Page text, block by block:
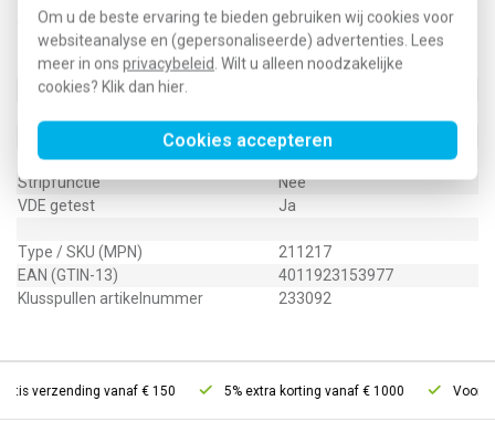
Om u de beste ervaring te bieden gebruiken wij cookies voor
websiteanalyse en (gepersonaliseerde) advertenties. Lees
meer in ons privacybeleid. Wilt u alleen noodzakelijke
cookies? Klik dan hier.
Cookies accepteren
Technische specificaties
Specificatie
Waarde
Geïsoleerd
170 Millimeter (mm)
Geïsoleerd 1000 V
Ja
Stripfunctie
Nee
VDE getest
Ja
Type / SKU (MPN)
211217
EAN (GTIN-13)
4011923153977
Klusspullen artikelnummer
233092
verzending vanaf € 150 5% extra korting vanaf € 1000 Voor